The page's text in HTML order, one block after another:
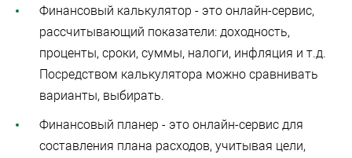
Финансовый калькулятор - это онлайн-сервис,
рассчитывающий показатели: доходность,
проценты, сроки, суммы, налоги, инфляция и т.д.
Посредством калькулятора можно сравнивать
варианты, выбирать.
Финансовый планер - это онлайн-сервис для
составления плана расходов, учитывая цели,